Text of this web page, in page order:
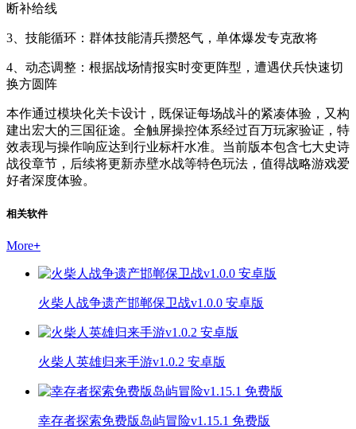
断补给线
3、技能循环：群体技能清兵攒怒气，单体爆发专克敌将
4、动态调整：根据战场情报实时变更阵型，遭遇伏兵快速切
换方圆阵
本作通过模块化关卡设计，既保证每场战斗的紧凑体验，又构
建出宏大的三国征途。全触屏操控体系经过百万玩家验证，特
效表现与操作响应达到行业标杆水准。当前版本包含七大史诗
战役章节，后续将更新赤壁水战等特色玩法，值得战略游戏爱
好者深度体验。
相关软件
More+
火柴人战争遗产邯郸保卫战v1.0.0 安卓版
火柴人英雄归来手游v1.0.2 安卓版
幸存者探索免费版岛屿冒险v1.15.1 免费版